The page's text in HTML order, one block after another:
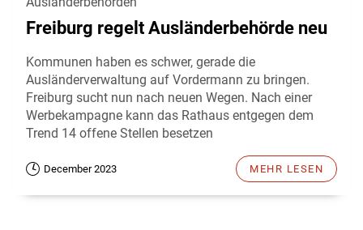
Freiburg regelt Ausländerbehörde neu
Kommunen haben es schwer, gerade die
Ausländerverwaltung auf Vordermann zu bringen.
Freiburg sucht nun nach neuen Wegen. Nach einer
Werbekampagne kann das Rathaus entgegen dem
Trend 14 offene Stellen besetzen
December 2023 MEHR LESEN